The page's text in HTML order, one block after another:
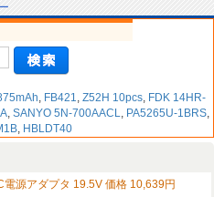
, FB421, Z52H 10pcs, FDK 14HR-
, SANYO 5N-700AACL, PA5265U-1BRS,
, HBLDT40
源アダプタ 19.5V 価格 10,639円